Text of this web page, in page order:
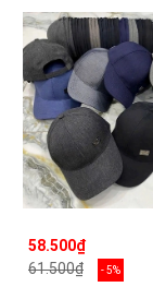
58.500₫
61.500₫
- 5%